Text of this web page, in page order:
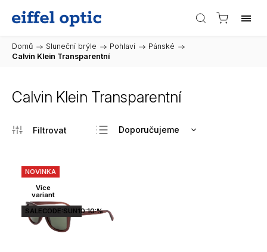
Domů / Sluneční brýle / Pohlaví / Pánské /
Calvin Klein Transparentní
Calvin Klein Transparentní
Doporučujeme
NOVINKA
Více
variant
SALECODE:SUN10:10:%